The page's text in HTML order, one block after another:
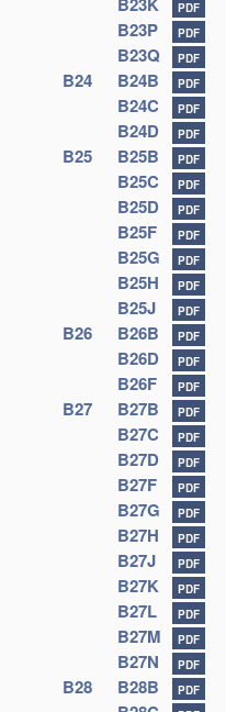
PDF
B23P PDF
B23Q PDF
B24 B24B PDF
B24C PDF
B24D PDF
B25 B25B PDF
B25C PDF
B25D PDF
B25F PDF
B25G PDF
B25H PDF
B25J PDF
B26 B26B PDF
B26D PDF
B26F PDF
B27 B27B PDF
B27C PDF
B27D PDF
B27F PDF
B27G PDF
B27H PDF
B27J PDF
B27K PDF
B27L PDF
B27M PDF
B27N PDF
B28 B28B PDF